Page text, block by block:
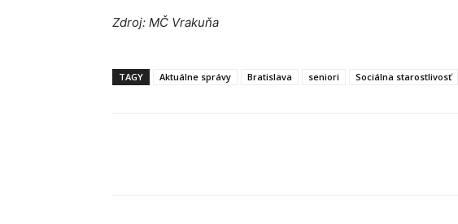
Zdroj: MČ Vrakuňa
TAGY Aktuálne správy Bratislava seniori Sociálna starostlivosť